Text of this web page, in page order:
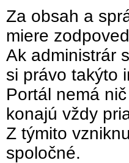
Za obsah a
miere
Ak administrár
si právo takýto
Portál nemá
konajú vždy
Z týmito
spoločné.